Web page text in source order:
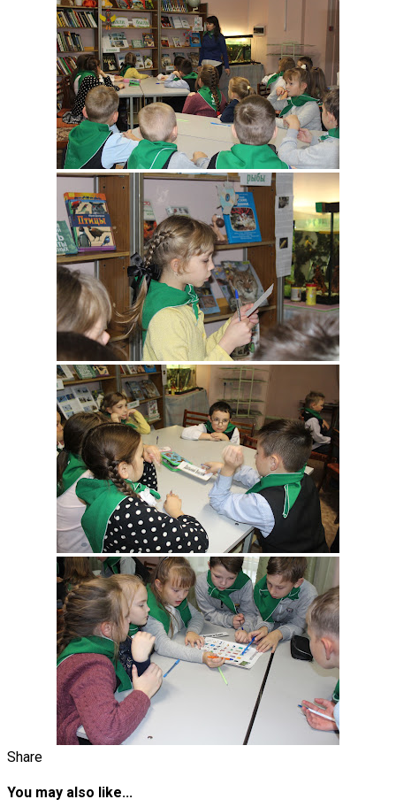
Share
You may also like...